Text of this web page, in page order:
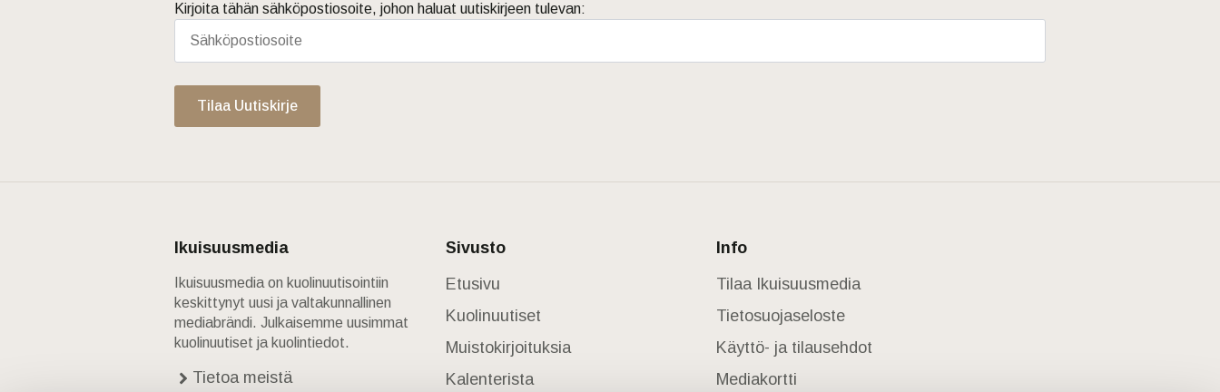
Kirjoita tähän sähköpostiosoite, johon haluat uutiskirjeen tulevan:
Tilaa Uutiskirje
Ikuisuusmedia
Ikuisuusmedia on kuolinuutisointiin
keskittynyt uusi ja valtakunnallinen
mediabrändi. Julkaisemme uusimmat
kuolinuutiset ja kuolintiedot.
Tietoa meistä
Sivusto
Etusivu
Kuolinuutiset
Muistokirjoituksia
Kalenterista
Info
Tilaa Ikuisuusmedia
Tietosuojaseloste
Käyttö- ja tilausehdot
Mediakortti